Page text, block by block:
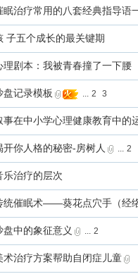
眠治疗常用的八套经典指导语
子五个成长的最关键期
理剧本：我被青春撞了一下腰
盘记录模板 ... 2 3
事在中小学心理健康教育中的
开你人格的秘密-房树人 ... 2
乐治疗的层次
统催眠术——葵花点穴手（经
盘中的象征意义 ... 2
术治疗方案帮助自闭症儿童